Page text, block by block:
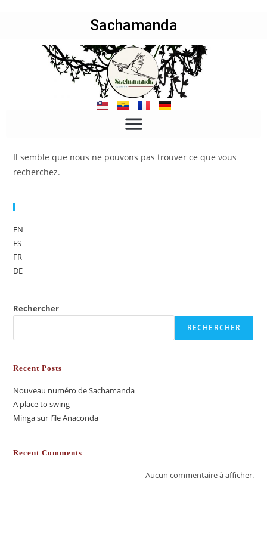
Sachamanda
Il semble que nous ne pouvons pas trouver ce que vous
recherchez.
EN
ES
FR
DE
Rechercher
RECHERCHER
Recent Posts
Nouveau numéro de Sachamanda
A place to swing
Minga sur l’île Anaconda
Recent Comments
Aucun commentaire à afficher.